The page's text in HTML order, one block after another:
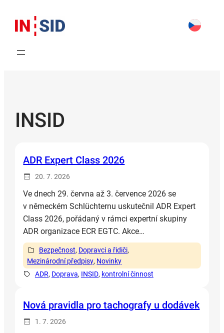
obsah
INSID
ADR Expert Class 2026
20. 7. 2026
Ve dnech 29. června až 3. července 2026 se
v německém Schlüchternu uskutečnil ADR Expert
Class 2026, pořádaný v rámci expertní skupiny
ADR organizace ECR EGTC. Akce…
Bezpečnost, Dopravci a řidiči,
Mezinárodní předpisy, Novinky
ADR, Doprava, INSID, kontrolní činnost
Nová pravidla pro tachografy u dodávek
1. 7. 2026